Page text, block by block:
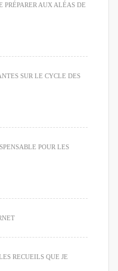
PRÉPARER AUX ALÉAS DE
SUR LE CYCLE DES
POUR LES
RECUEILS QUE JE